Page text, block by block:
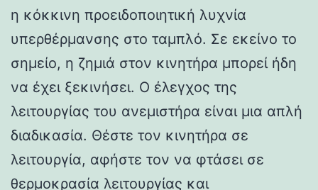
η κόκκινη προειδοποιητική λυχνία
υπερθέρμανσης στο ταμπλό. Σε εκείνο το
σημείο, η ζημιά στον κινητήρα μπορεί ήδη
να έχει ξεκινήσει. Ο έλεγχος της
λειτουργίας του ανεμιστήρα είναι μια απλή
διαδικασία. Θέστε τον κινητήρα σε
λειτουργία, αφήστε τον να φτάσει σε
θερμοκρασία λειτουργίας και